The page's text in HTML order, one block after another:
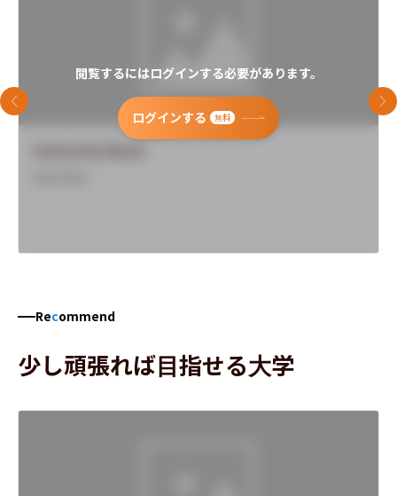
閲覧するにはログインする必要があります。
ログインする 無料
前のスライド 次
Recommend
少し頑張れば目指せる大学